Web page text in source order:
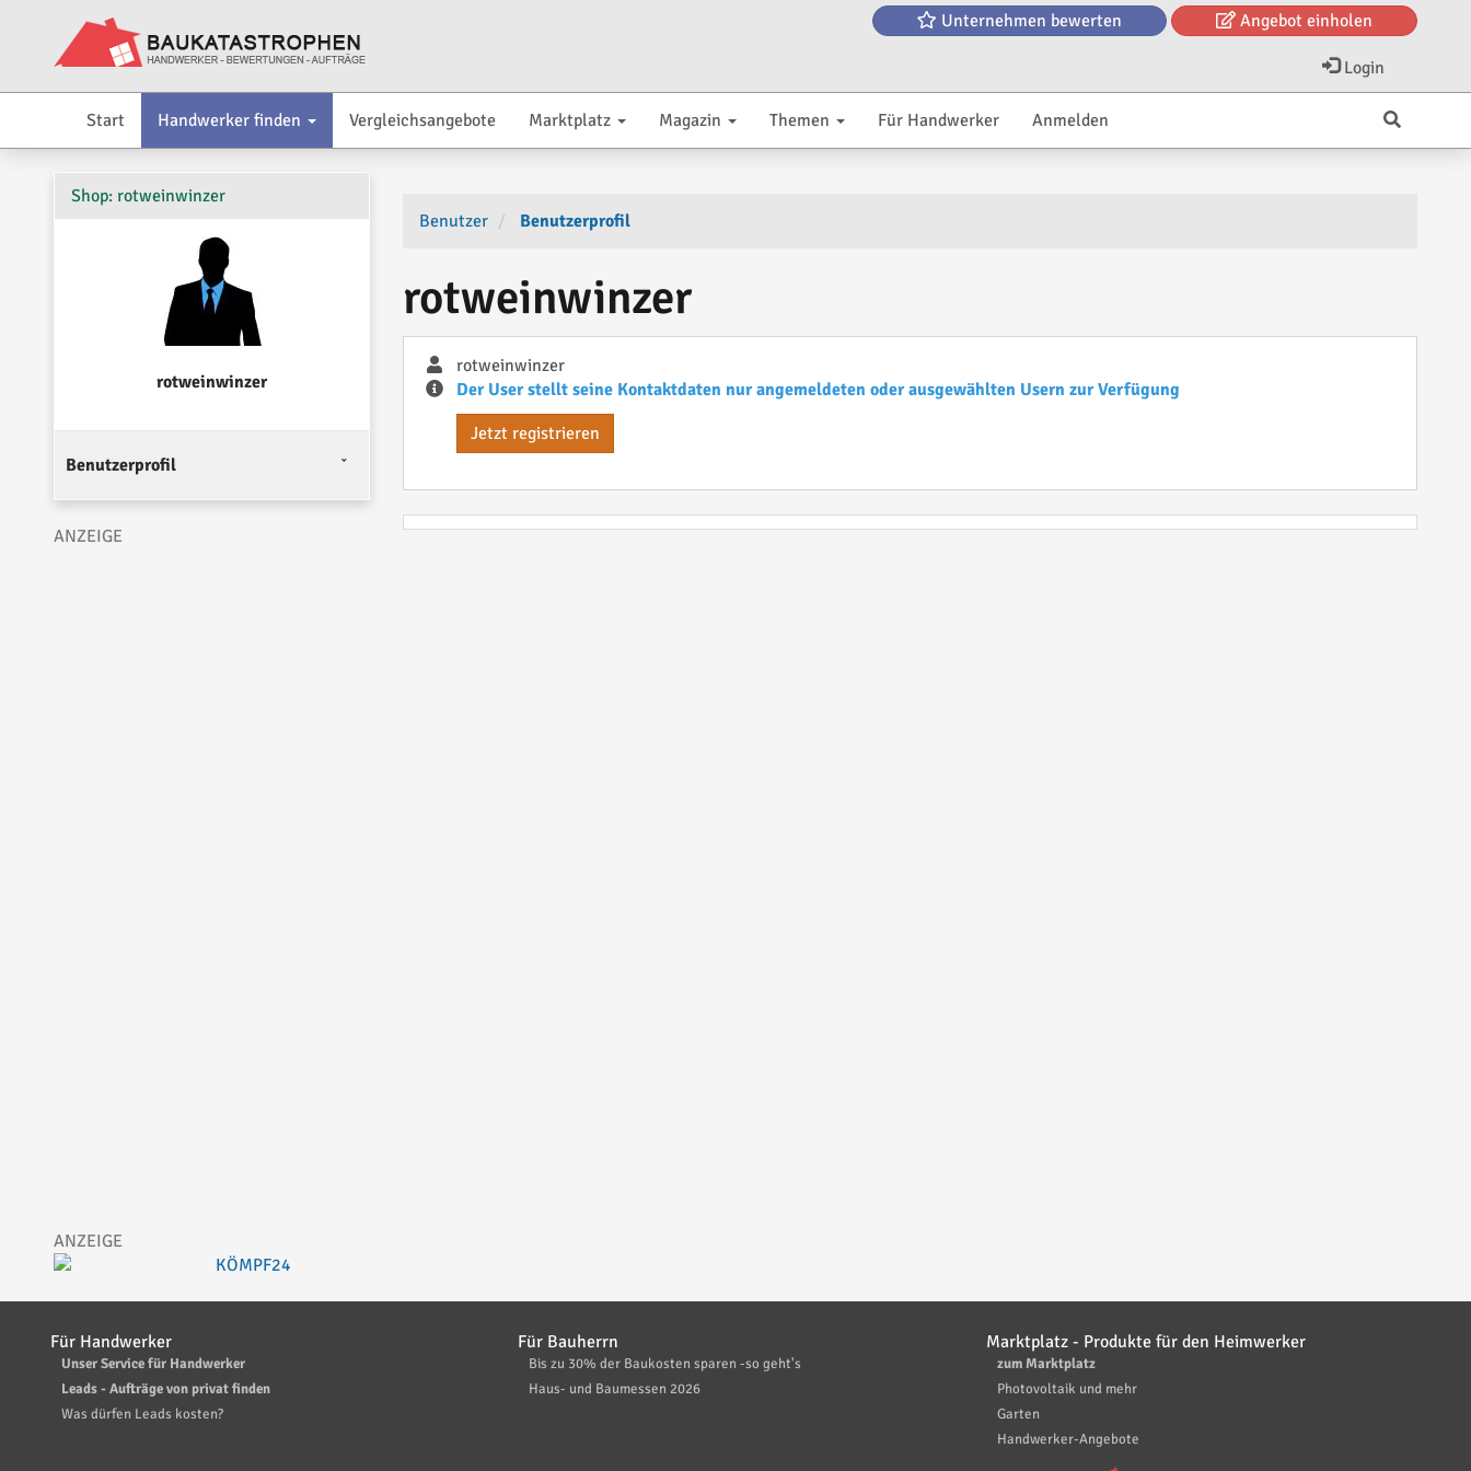
Unternehmen bewerten Angebot einholen
Login
Start Handwerker finden Vergleichsangebote Marktplatz Magazin Themen Für Handwerker Anmelden
Benutzer Benutzerprofil
rotweinwinzer
rotweinwinzer
Der User stellt seine Kontaktdaten nur angemeldeten oder ausgewählten Usern zur Verfügung
Jetzt registrieren
Shop: rotweinwinzer
rotweinwinzer
Benutzerprofil
Für Handwerker
Unser Service für Handwerker
Leads - Aufträge von privat finden
Was dürfen Leads kosten?
Für Bauherrn
Bis zu 30% der Baukosten sparen -so geht's
Haus- und Baumessen 2026
Marktplatz - Produkte für den Heimwerker
zum Marktplatz
Photovoltaik und mehr
Garten
Handwerker-Angebote